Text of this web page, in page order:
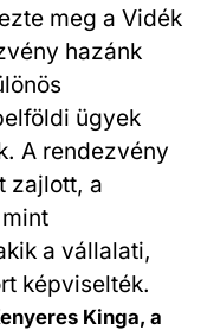
meg a Vidék
hazánk
ügyek
A rendezvény
zajlott, a
a vállalati,
képviselték.
Kinga, a